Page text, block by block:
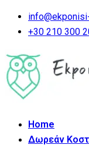
+30 210 300
Home
Δωρεάν